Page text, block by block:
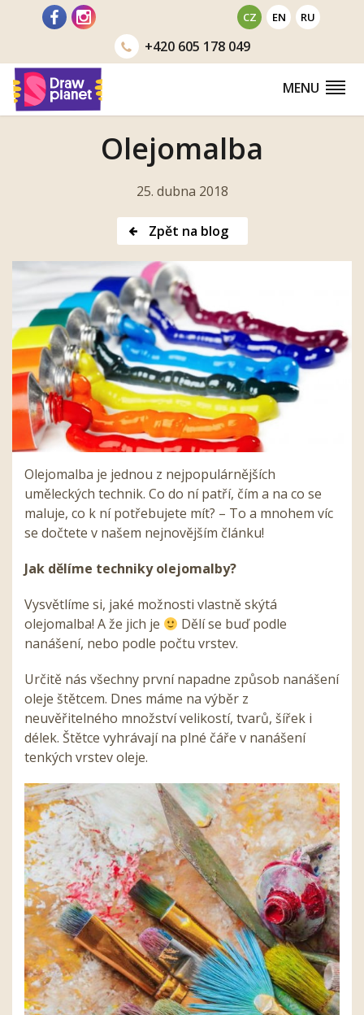
CZ EN RU
+420605 178 049
MENU
Olejomalba
25. dubna 2018
Zpět na blog
Olejomalba je jednou z nejpopulárnějších
uměleckých technik. Co do ní patří, čím a na co se
maluje, co k ní potřebujete mít? – To a mnohem víc
se dočtete v našem nejnovějším článku!
Jak dělíme techniky olejomalby?
Vysvětlíme si, jaké možnosti vlastně skýtá
olejomalba! A že jich je
Dělí se buď podle
nanášení, nebo podle počtu vrstev.
Určitě nás všechny první napadne způsob nanášení
oleje štětcem. Dnes máme na výběr z
neuvěřitelného množství velikostí, tvarů, šířek i
délek. Štětce vyhrávají na plné čáře v nanášení
tenkých vrstev oleje.